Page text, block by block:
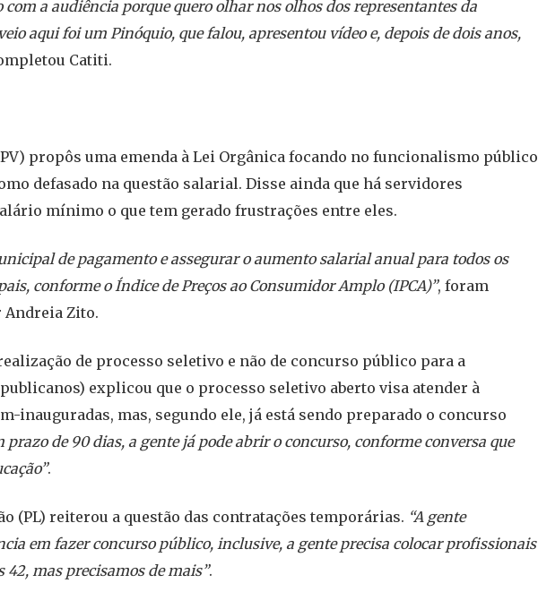
com a audiência porque quero olhar nos olhos dos representantes da
aqui foi um Pinóquio, que falou, apresentou vídeo e, depois de dois anos,
Catiti.
propôs uma emenda à Lei Orgânica focando no funcionalismo público
defasado na questão salarial. Disse ainda que há servidores
mínimo o que tem gerado frustrações entre eles.
de pagamento e assegurar o aumento salarial anual para todos os
conforme o Índice de Preços ao Consumidor Amplo (IPCA)”, foram
Zito.
de processo seletivo e não de concurso público para a
explicou que o processo seletivo aberto visa atender à
inauguradas, mas, segundo ele, já está sendo preparado o concurso
prazo de 90 dias, a gente já pode abrir o concurso, conforme conversa que
.
(PL) reiterou a questão das contratações temporárias. “A gente
em fazer concurso público, inclusive, a gente precisa colocar profissionais
42, mas precisamos de mais”.